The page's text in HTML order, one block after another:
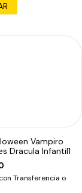
Vampiro
Dracula Infantil1
con Transferencia o